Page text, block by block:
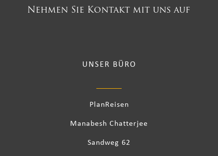
Nehmen Sie Kontakt mit uns auf
UNSER BÜRO
PlanReisen
Manabesh Chatterjee
Sandweg 62